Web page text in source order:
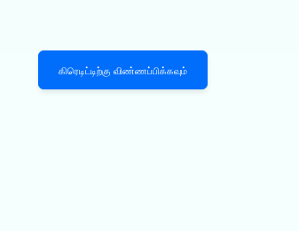
கிரெடிட்டிற்கு விண்ணப்பிக்கவும்